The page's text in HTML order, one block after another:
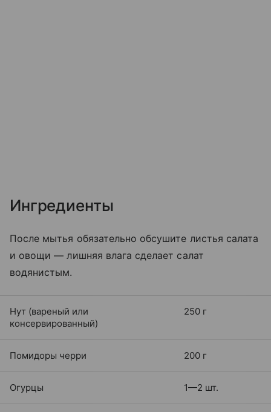
Ингредиенты
После мытья обязательно обсушите листья салата
и овощи — лишняя влага сделает салат
водянистым.
Нут (вареный или
консервированный)
250 г
Помидоры черри 200 г
Огурцы 1—2 шт.